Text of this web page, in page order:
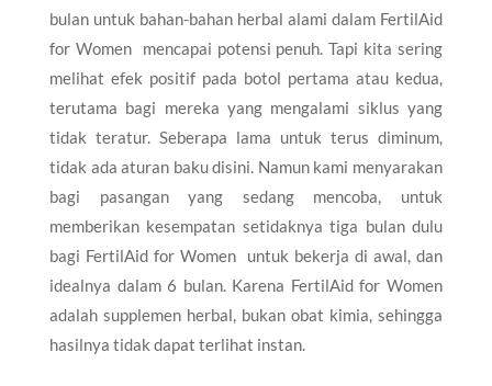
bulan untuk bahan-bahan herbal alami dalam FertilAid
for Women mencapai potensi penuh. Tapi kita sering
melihat efek positif pada botol pertama atau kedua,
terutama bagi mereka yang mengalami siklus yang
tidak teratur. Seberapa lama untuk terus diminum,
tidak ada aturan baku disini. Namun kami menyarakan
bagi pasangan yang sedang mencoba, untuk
memberikan kesempatan setidaknya tiga bulan dulu
bagi FertilAid for Women untuk bekerja di awal, dan
idealnya dalam 6 bulan. Karena FertilAid for Women
adalah supplemen herbal, bukan obat kimia, sehingga
hasilnya tidak dapat terlihat instan.